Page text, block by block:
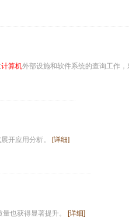
计算机外部设施和软件系统的查询工作，
开应用分析。
[详细]
也获得显著提升。
[详细]